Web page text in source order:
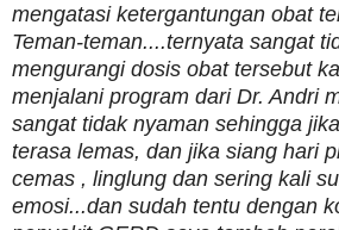
mengatasi ketergantungan obat
Teman-teman....ternyata sangat
mengurangi dosis obat tersebut
menjalani program dari Dr. Andri
sangat tidak nyaman sehingga
terasa lemas, dan jika siang hari
cemas , linglung dan sering kali
emosi...dan sudah tentu dengan